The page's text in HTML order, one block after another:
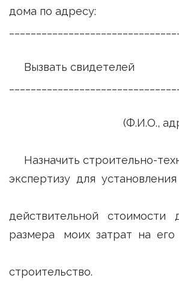
дома по адресу:
Вызвать свидетелей
(Ф.И.О.,
Назначить строительно-
экспертизу для установления
действительной стоимости
размера моих затрат на его
строительство.